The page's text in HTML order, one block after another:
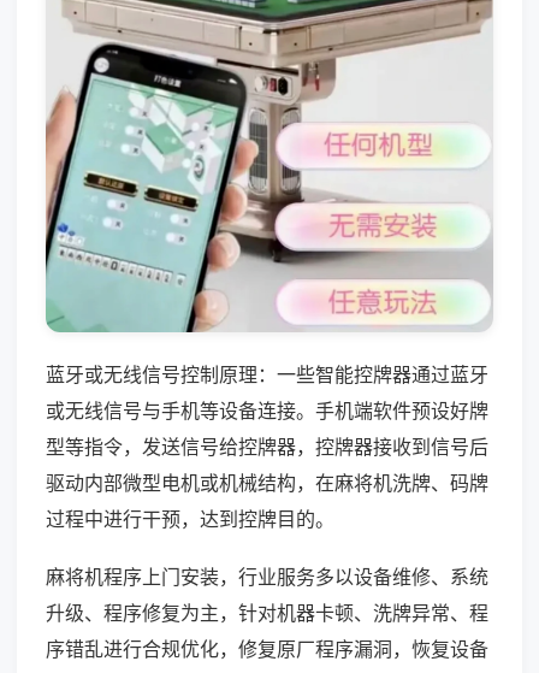
蓝牙或无线信号控制原理：一些智能控牌器通过蓝牙
或无线信号与手机等设备连接。手机端软件预设好牌
型等指令，发送信号给控牌器，控牌器接收到信号后
驱动内部微型电机或机械结构，在麻将机洗牌、码牌
过程中进行干预，达到控牌目的。
麻将机程序上门安装，行业服务多以设备维修、系统
升级、程序修复为主，针对机器卡顿、洗牌异常、程
序错乱进行合规优化，修复原厂程序漏洞，恢复设备